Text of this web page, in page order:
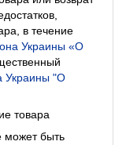
в течение
Украины «О
Украины "О
товара
может быть